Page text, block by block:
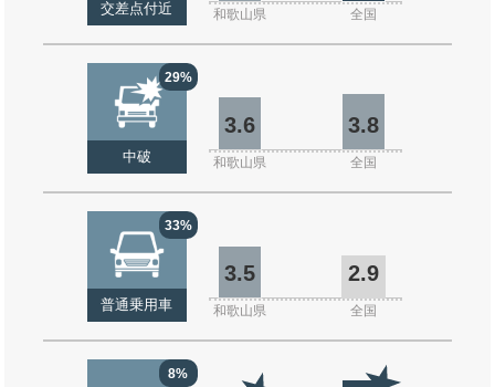
交差点付近 和歌山県 全国
29%
中破
3.6 3.8
和歌山県 全国
33%
普通乗用車
3.5 2.9
和歌山県 全国
8%